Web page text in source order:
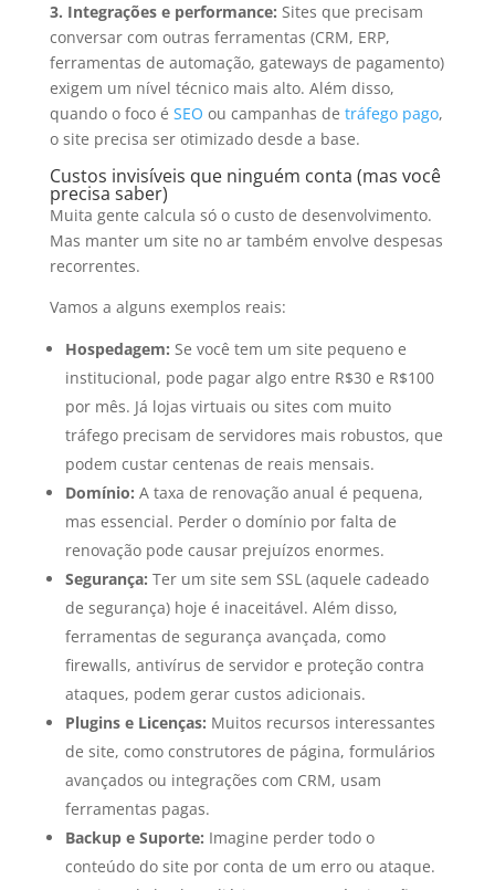
3. Integrações e performance: Sites que precisam
conversar com outras ferramentas (CRM, ERP,
ferramentas de automação, gateways de pagamento)
exigem um nível técnico mais alto. Além disso,
quando o foco é SEO ou campanhas de tráfego pago,
o site precisa ser otimizado desde a base.
Custos invisíveis que ninguém conta (mas você
precisa saber)
Muita gente calcula só o custo de desenvolvimento.
Mas manter um site no ar também envolve despesas
recorrentes.
Vamos a alguns exemplos reais:
Hospedagem: Se você tem um site pequeno e
institucional, pode pagar algo entre R$30 e R$100
por mês. Já lojas virtuais ou sites com muito
tráfego precisam de servidores mais robustos, que
podem custar centenas de reais mensais.
Domínio: A taxa de renovação anual é pequena,
mas essencial. Perder o domínio por falta de
renovação pode causar prejuízos enormes.
Segurança: Ter um site sem SSL (aquele cadeado
de segurança) hoje é inaceitável. Além disso,
ferramentas de segurança avançada, como
firewalls, antivírus de servidor e proteção contra
ataques, podem gerar custos adicionais.
Plugins e Licenças: Muitos recursos interessantes
de site, como construtores de página, formulários
avançados ou integrações com CRM, usam
ferramentas pagas.
Backup e Suporte: Imagine perder todo o
conteúdo do site por conta de um erro ou ataque.